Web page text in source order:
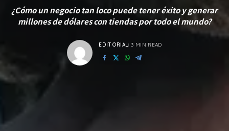
¿Cómo un negocio tan loco puede tener éxito y generar
millones de dólares con tiendas por todo el mundo?
POSTED
BY
EDITORIAL 3 MIN READ